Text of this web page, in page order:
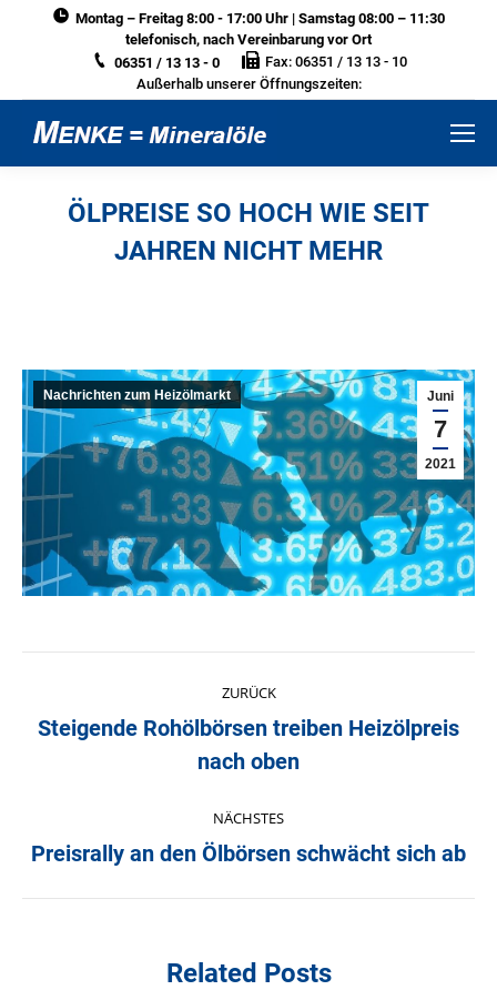
Montag – Freitag 8:00 - 17:00 Uhr | Samstag 08:00 – 11:30
telefonisch, nach Vereinbarung vor Ort
06351 / 13 13 - 0
Fax: 06351 / 13 13 - 10
Außerhalb unserer Öffnungszeiten:
ÖLPREISE SO HOCH WIE SEIT
JAHREN NICHT MEHR
Juni
7
2021
Nachrichten zum Heizölmarkt
Kommentarnavigation
ZURÜCK
Vorheriger
Beitrag:
Steigende Rohölbörsen treiben Heizölpreis
nach oben
NÄCHSTES
Nächster
Preisrally an den Ölbörsen schwächt sich ab
Related Posts